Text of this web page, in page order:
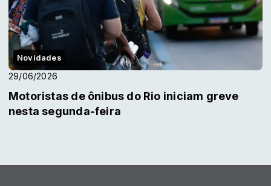
Novidades
29/06/2026
Motoristas de ônibus do Rio iniciam greve
nesta segunda-feira